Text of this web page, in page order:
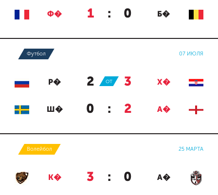
Ф� 1 : 0 Б�
Футбол 07 ИЮЛЯ
Р� 2 : 3 Х�
ОТ
Ш� 0 : 2 А�
Волейбол 25 МАРТА
К� 3 : 0 А�